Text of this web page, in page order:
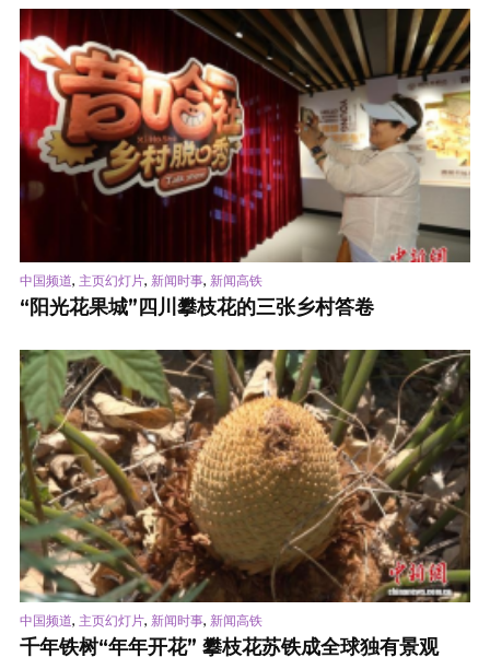
中国频道, 主页幻灯片, 新闻时事, 新闻高铁
“阳光花果城”四川攀枝花的三张乡村答卷
中国频道, 主页幻灯片, 新闻时事, 新闻高铁
千年铁树“年年开花” 攀枝花苏铁成全球独有景观